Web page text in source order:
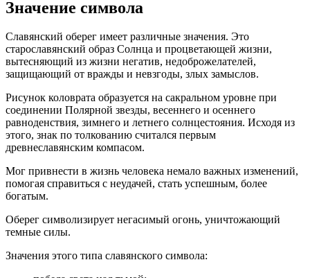
Значение символа
Славянский оберег имеет различные значения. Это
старославянский образ Солнца и процветающей жизни,
вытесняющий из жизни негатив, недоброжелателей,
защищающий от вражды и невзгоды, злых замыслов.
Рисунок коловрата образуется на сакральном уровне при
соединении Полярной звезды, весеннего и осеннего
равноденствия, зимнего и летнего солнцестояния. Исходя из
этого, знак по толкованию считался первым
древнеславянским компасом.
Мог привнести в жизнь человека немало важных изменений,
помогая справиться с неудачей, стать успешным, более
богатым.
Оберег символизирует негасимый огонь, уничтожающий
темные силы.
Значения этого типа славянского символа: